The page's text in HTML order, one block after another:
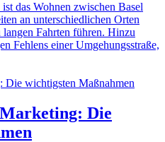
das Wohnen zwischen Basel
an unterschiedlichen Orten
Fahrten führen. Hinzu
Fehlens einer Umgehungsstraße,
Die